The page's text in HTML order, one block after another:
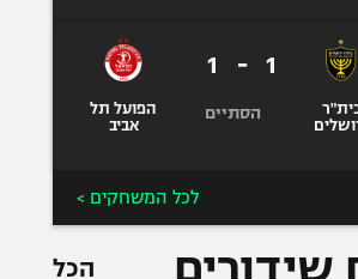
1
-
1
הסתיים
הפועל תל
אביב
לכל המשחקים >
שידורים הכל